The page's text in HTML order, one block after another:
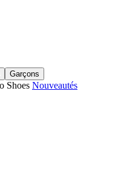
Garçons
Nouveautés